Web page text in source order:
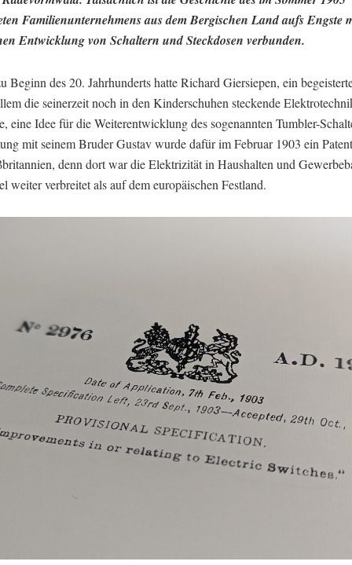
Familienunternehmens aus dem Bergischen Land aufs Engste
Entwicklung von Schaltern und Steckdosen verbunden.
Beginn des 20. Jahrhunderts hatte Richard Giersiepen, ein
die seinerzeit noch in den Kinderschuhen steckende
eine Idee für die Weiterentwicklung des sogenannten Tumbler-
mit seinem Bruder Gustav wurde dafür im Februar 1903 ein
denn dort war die Elektrizität in Haushalten und
weiter verbreitet als auf dem europäischen Festland.